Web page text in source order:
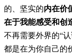
的、坚实的内在价
在于我能感受和创
不再需要外界的“
都是在为你自己的